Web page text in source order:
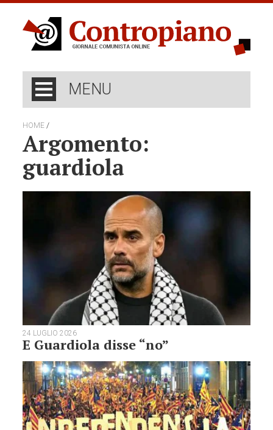
MENU
HOME /
Argomento:
guardiola
24 LUGLIO 2026
E Guardiola disse “no”